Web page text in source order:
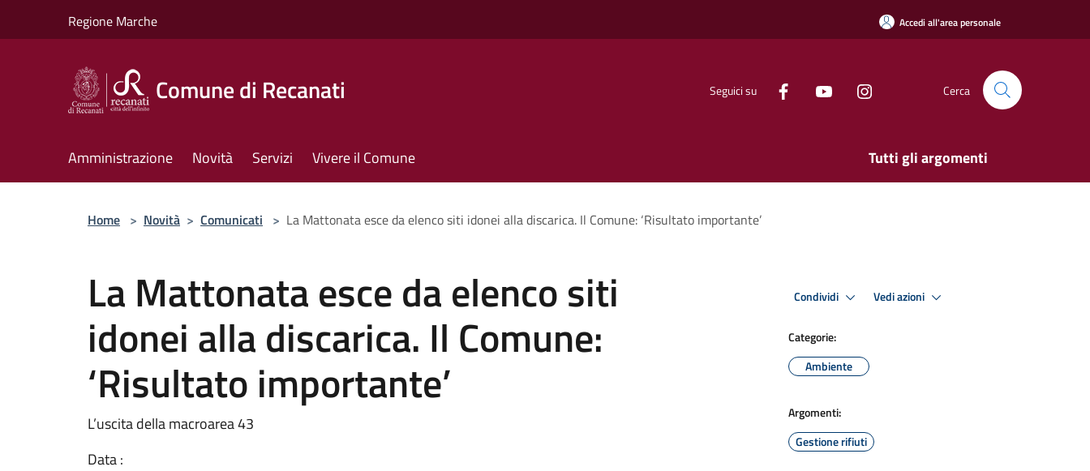
Regione Marche Accedi all'area personale
Comune di Recanati Seguici su Cerca
Amministrazione Novità Servizi Vivere il Comune Tutti gli argomenti
Home > Novità > Comunicati > La Mattonata esce da elenco siti idonei alla discarica. Il Comune: ‘Risultato importante’
La Mattonata esce da elenco siti
idonei alla discarica. Il Comune:
‘Risultato importante’
L’uscita della macroarea 43
Data :
Condividi Vedi azioni
Categorie:
Ambiente
Argomenti:
Gestione rifiuti